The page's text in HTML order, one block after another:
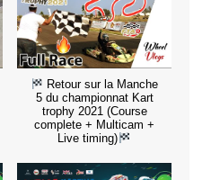
Retour sur la Manche
5 du championnat Kart
trophy 2021 (Course
complete + Multicam +
Live timing)